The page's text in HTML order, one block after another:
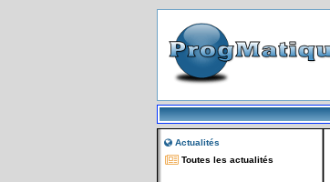
Actualités
Toutes les actualités